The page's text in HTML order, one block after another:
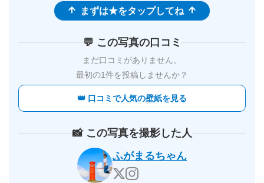
まずは★をタップしてね
💬 この写真の口コミ
まだ口コミがありません。
最初の1件を投稿しませんか？
👑 口コミで人気の壁紙を見る
📸 この写真を撮影した人
ふがまるちゃん